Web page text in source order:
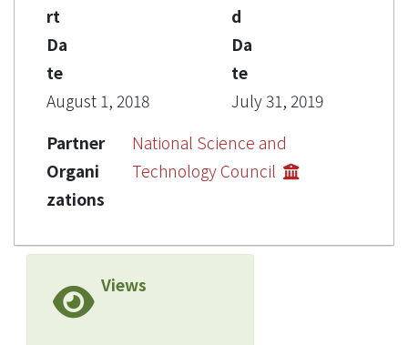
rt
Da
te
August 1, 2018
d
Da
te
July 31, 2019
Partner
Organi
zations
National Science and
Technology Council
Views